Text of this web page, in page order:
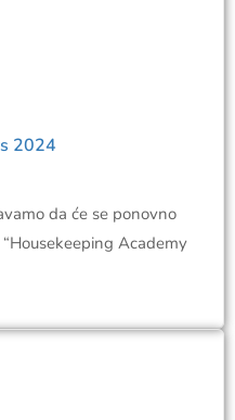
2024
da će se ponovno
Academy